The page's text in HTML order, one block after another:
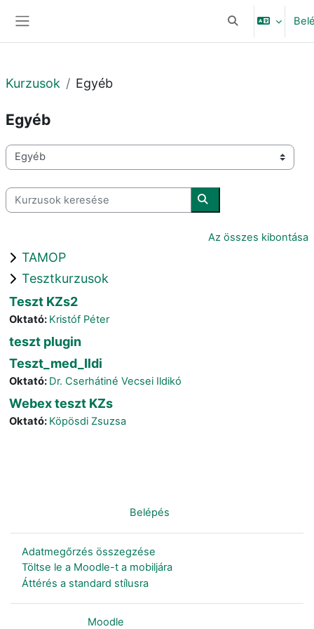
Keresési
Kurzusok Egyéb
Egyéb
Kurzuskategóriák
Kurzusok keresése
Kurzusok keresése
Az összes kibontása
TAMOP
Tesztkurzusok
Teszt KZs2
Oktató: Kristóf Péter
teszt plugin
Teszt_med_Ildi
Oktató: Dr. Cserhátiné Vecsei Ildikó
Webex teszt KZs
Oktató: Köpösdi Zsuzsa
Belépés
Adatmegőrzés összegzése
Töltse le a Moodle-t a mobiljára
Áttérés a standard stílusra
Moodle